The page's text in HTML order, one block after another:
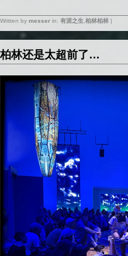
Written by messerin: 有涯之生, 柏林柏林|
柏林还是太超前了…